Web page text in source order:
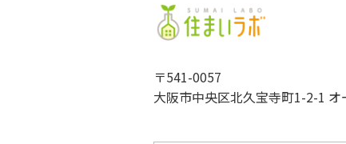
〒541-0057
大阪市中央区北久宝寺町1-2-1